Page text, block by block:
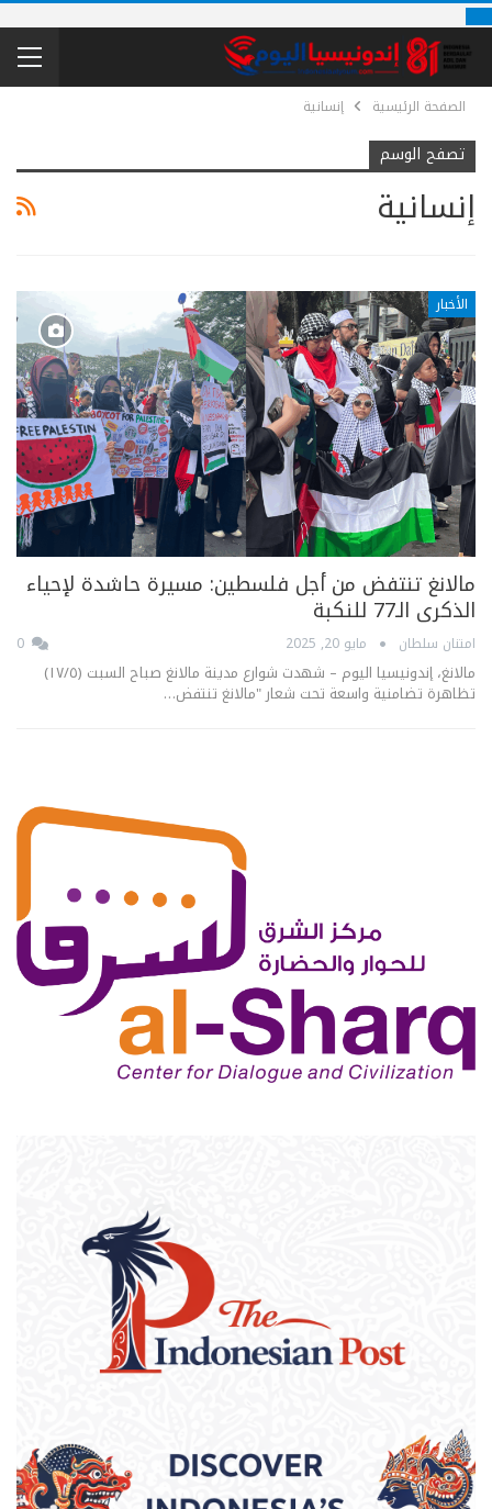
الصفحة الرئيسية إنسانية
تصفح الوسم
إنسانية
الأخبار
مالانغ تنتفض من أجل فلسطين: مسيرة حاشدة لإحياء
الذكرى الـ77 للنكبة
امتنان سلطان مايو 20, 2025
مالانغ، إندونيسيا اليوم – شهدت شوارع مدينة مالانغ صباح السبت (١٧/٥)
تظاهرة تضامنية واسعة تحت شعار "مالانغ تنتفض…